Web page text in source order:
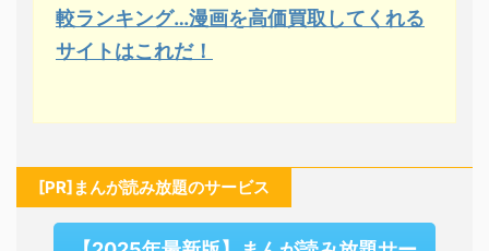
較ランキング…漫画を高価買取してくれる
サイトはこれだ！
[PR]まんが読み放題のサービス